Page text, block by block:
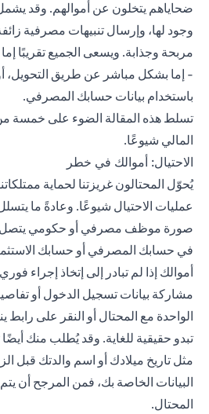
ضحاياهم يتخلون عن أموالهم. وقد يشمل
وجود لها، وإرسال تنبيهات مصرفية
مربحة وجذابة. ويسعى الجميع تقريبًا
- إما بشكل مباشر عن طريق التحويل،
باستخدام بيانات حسابك المصرفي.
تسلط هذه المقالة الضوء على خمسة من
المالي شيوعًا.
الاحتيال: أموالك في خطر
يُحوّل المحتالون غريزتنا لحماية
عمليات الاحتيال شيوعًا. وعادةً ما
صورة موظف مصرفي أو حكومي يتصل
في حسابك المصرفي أو حسابك
أموالك إذا لم تبادر إلى إتخاذ إجراء
مشاركة بيانات تسجيل الدخول أو
الواحدة مع المحتال أو النقر على رابط
تبدو حقيقية للغاية. وقد يُطلب منك
مثل تاريخ ميلادك أو اسم والدتك قبل
البيانات الخاصة بك، فمن المرجح أن
المحتال.